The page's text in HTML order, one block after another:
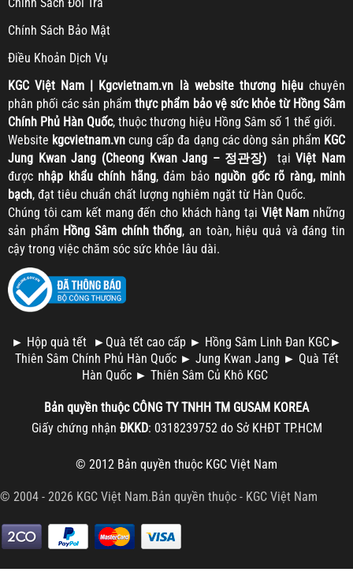
Chính Sách Bảo Mật
Điều Khoản Dịch Vụ
KGCViệt Nam | Kgcvietnam.vn là website thương hiệuchuyên
phân phối các sản phẩmthực phẩm bảo vệ sức khỏe từ Hồng Sâm
Chính Phủ Hàn Quốc, thuộc thương hiệu Hồng Sâm số 1 thế giới.
Website kgcvietnam.vn cung cấp đa dạng các dòng sản phẩm KGC
Jung Kwan Jang (Cheong Kwan Jang – 정관장) tạiViệt Nam
được nhập khẩu chính hãng, đảm bảo nguồn gốc rõ ràng, minh
bạch, đạt tiêu chuẩn chất lượng nghiêm ngặt từ Hàn Quốc.
Chúng tôi cam kết mang đến cho khách hàng tại Việt Nam những
sản phẩm Hồng Sâm chính thống, an toàn, hiệu quả và đáng tin
cậy trong việc chăm sóc sức khỏe lâu dài.
► Hộp quà tết ► Quà tết cao cấp ► Hồng Sâm Linh Đan KGC►
Thiên Sâm Chính Phủ Hàn Quốc ► Jung Kwan Jang ► Quà Tết
Hàn Quốc ► Thiên Sâm Củ Khô KGC
Bản quyền thuộc CÔNG TY TNHH TM GUSAM KOREA
Giấy chứng nhận ĐKKD: 0318239752 do Sở KHĐT TP.HCM
© 2012 Bản quyền thuộc KGC Việt Nam
© 2004 - 2026 KGC Việt Nam.Bản quyền thuộc - KGC Việt Nam